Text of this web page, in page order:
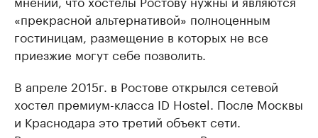
«прекрасной альтернативой» полноценным
гостиницам, размещение в которых не все
приезжие могут себе позволить.
В апреле 2015г. в Ростове открылся сетевой
хостел премиум-класса ID Hostel. После Москвы
и Краснодара это третий объект сети.